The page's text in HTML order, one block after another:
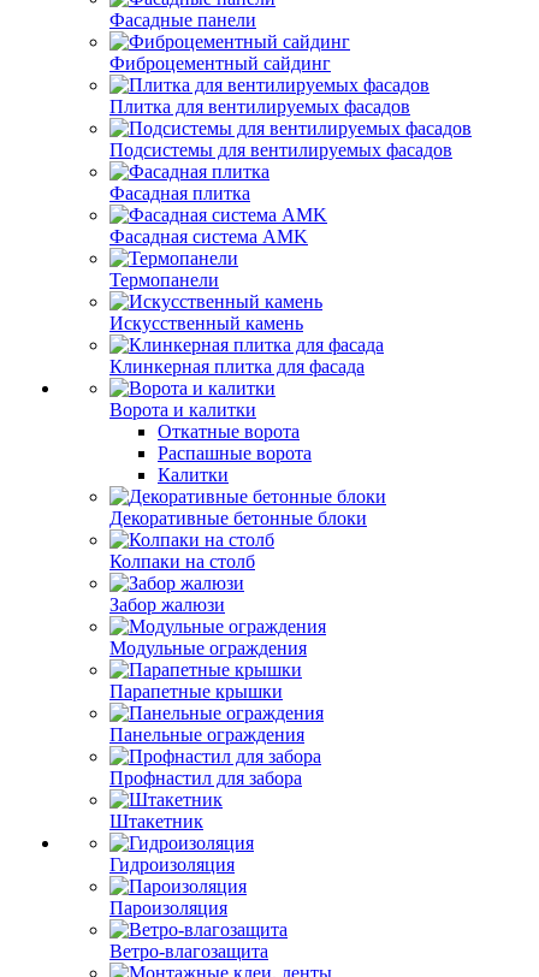
Фасадные панели
Фиброцементный сайдинг
Плитка для вентилируемых фасадов
Подсистемы для вентилируемых фасадов
Фасадная плитка
Фасадная система AMK
Термопанели
Искусственный камень
Клинкерная плитка для фасада
Ворота и калитки
Откатные ворота
Распашные ворота
Калитки
Декоративные бетонные блоки
Колпаки на столб
Забор жалюзи
Модульные ограждения
Парапетные крышки
Панельные ограждения
Профнастил для забора
Штакетник
Гидроизоляция
Пароизоляция
Ветро-влагозащита